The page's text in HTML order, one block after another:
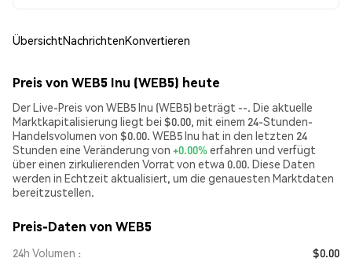
ÜbersichtNachrichtenKonvertieren
Preis von WEB5 Inu (WEB5) heute
Der Live-Preis von WEB5 Inu (WEB5) beträgt --. Die aktuelle
Marktkapitalisierung liegt bei $0.00, mit einem 24-Stunden-
Handelsvolumen von $0.00. WEB5 Inu hat in den letzten 24
Stunden eine Veränderung von +0.00% erfahren und verfügt
über einen zirkulierenden Vorrat von etwa 0.00. Diese Daten
werden in Echtzeit aktualisiert, um die genauesten Marktdaten
bereitzustellen.
Preis-Daten von WEB5
24h Volumen
$0.00